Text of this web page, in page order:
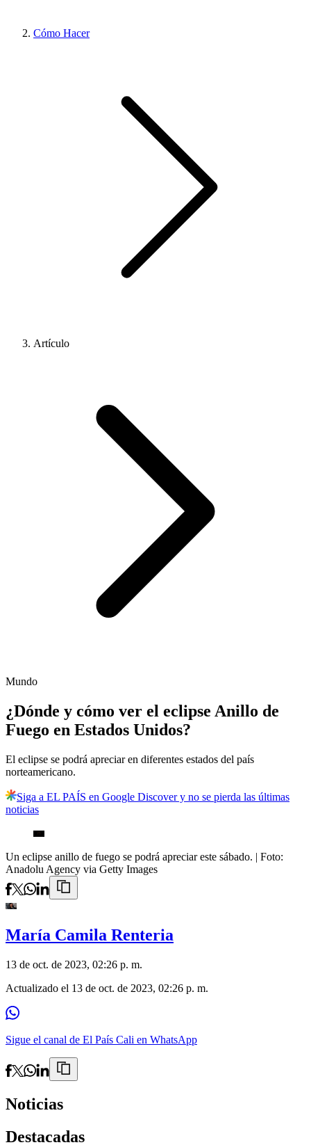
Cómo Hacer
Artículo
Mundo
¿Dónde y cómo ver el eclipse Anillo de
Fuego en Estados Unidos?
El eclipse se podrá apreciar en diferentes estados del país
norteamericano.
Siga a EL PAÍS en Google Discover y no se pierda las últimas
noticias
Un eclipse anillo de fuego se podrá apreciar este sábado. | Foto:
Anadolu Agency via Getty Images
María Camila Renteria
13 de oct. de 2023, 02:26 p. m.
Actualizado el 13 de oct. de 2023, 02:26 p. m.
Sigue el canal de El País Cali en WhatsApp
Noticias
Destacadas